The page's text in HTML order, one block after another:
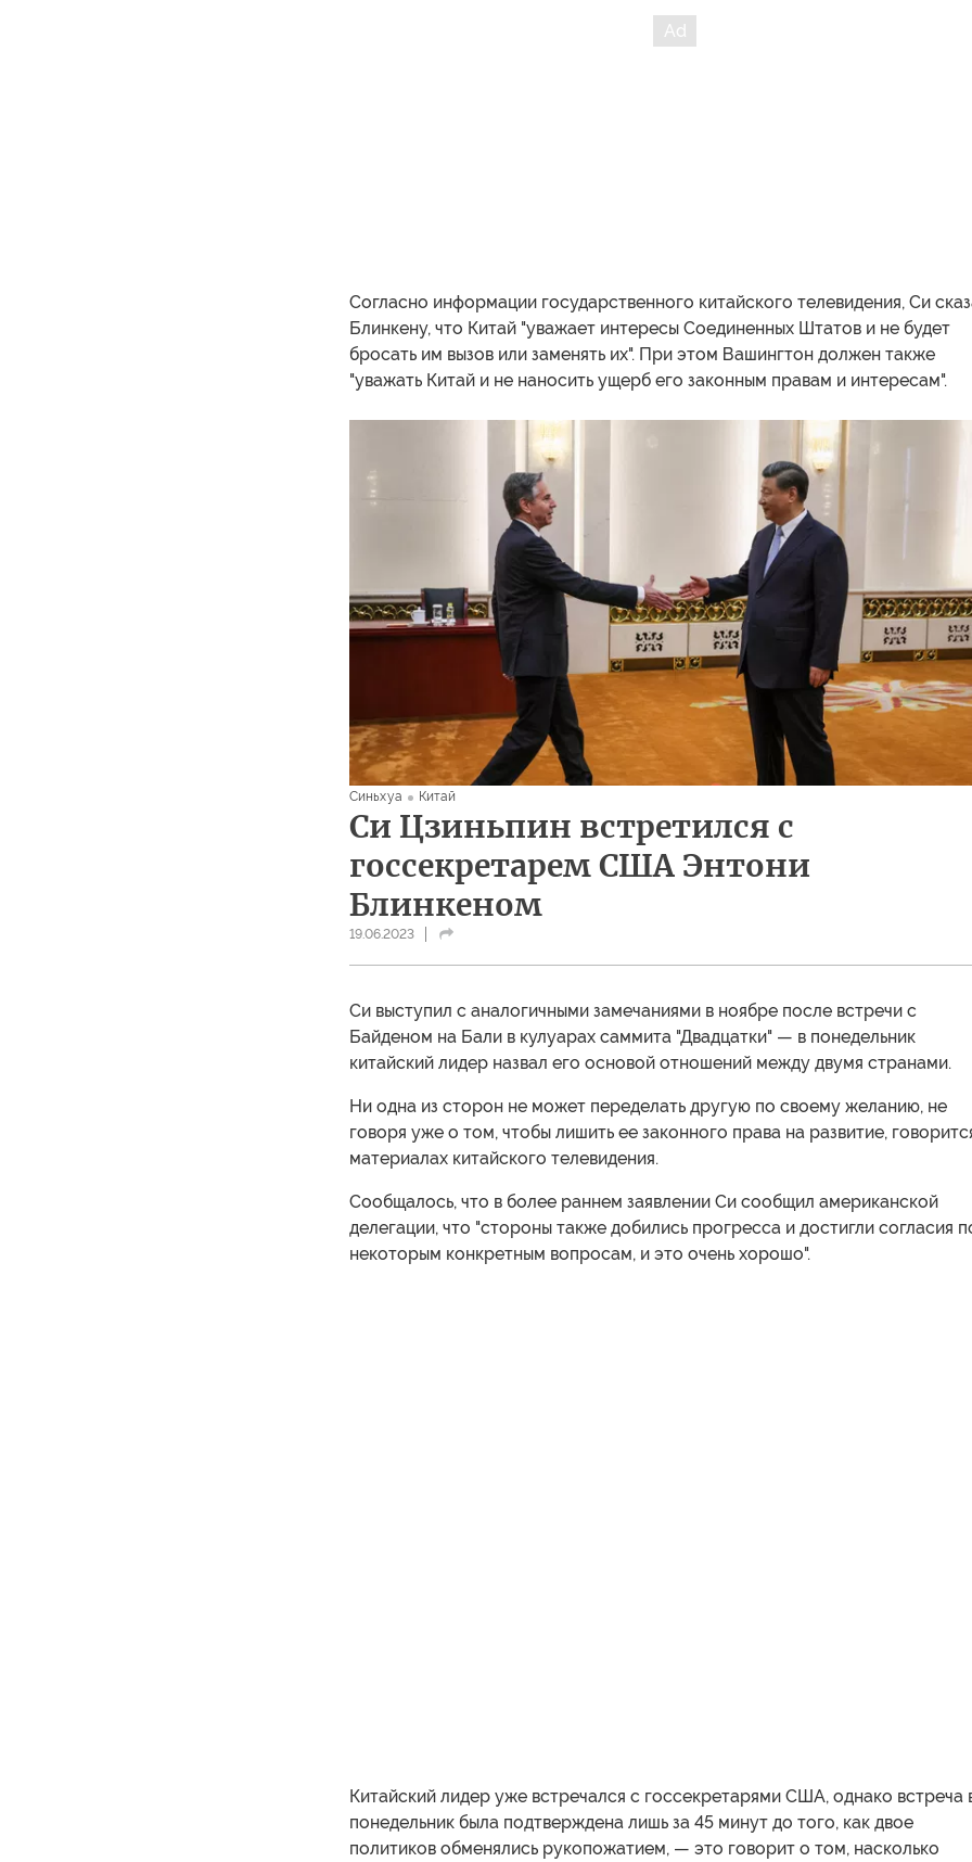
Согласно информации государственного китайского телевидения, Си
Блинкену, что Китай "уважает интересы Соединенных Штатов и не будет
бросать им вызов или заменять их". При этом Вашингтон должен также
"уважать Китай и не наносить ущерб его законным правам и интересам".
Синьхуа Китай
Си Цзиньпин встретился с
госсекретарем США Энтони
Блинкеном
19.06.2023
Си выступил с аналогичными замечаниями в ноябре после встречи с
Байденом на Бали в кулуарах саммита "Двадцатки" — в понедельник
китайский лидер назвал его основой отношений между двумя странами.
Ни одна из сторон не может переделать другую по своему желанию, не
говоря уже о том, чтобы лишить ее законного права на развитие,
материалах китайского телевидения.
Сообщалось, что в более раннем заявлении Си сообщил американской
делегации, что "стороны также добились прогресса и достигли согласия
некоторым конкретным вопросам, и это очень хорошо".
Китайский лидер уже встречался с госсекретарями США, однако встреча
понедельник была подтверждена лишь за 45 минут до того, как двое
политиков обменялись рукопожатием, — это говорит о том, насколько